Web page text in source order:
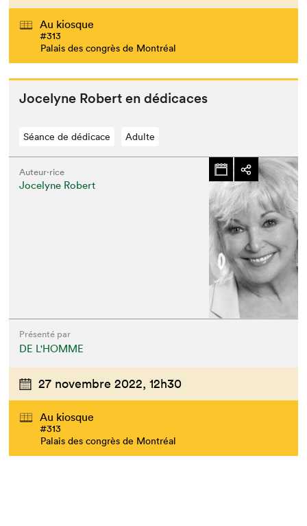
Au kiosque
#313
Palais des congrès de Montréal
Joce­lyne Robert en dédicaces
Séance de dédicace Adulte
Auteur·rice
Jocelyne Robert
Présenté par
DE L'HOMME
27 novembre 2022, 12h30
Au kiosque
#313
Palais des congrès de Montréal